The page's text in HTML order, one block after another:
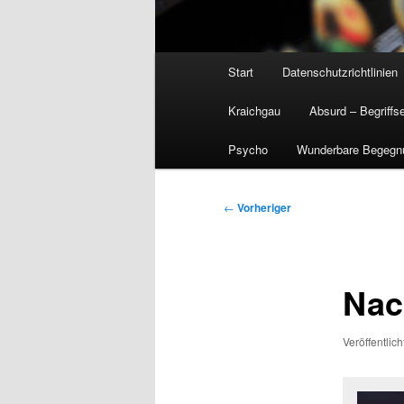
Start Datenschutzrichtlinien
Kraichgau Absurd –
Psycho Wunderbare
Beitragsnavigation
← Vorheriger